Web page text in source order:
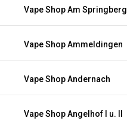
Vape Shop Am Springberg
Vape Shop Ammeldingen
Vape Shop Andernach
Vape Shop Angelhof I u. II